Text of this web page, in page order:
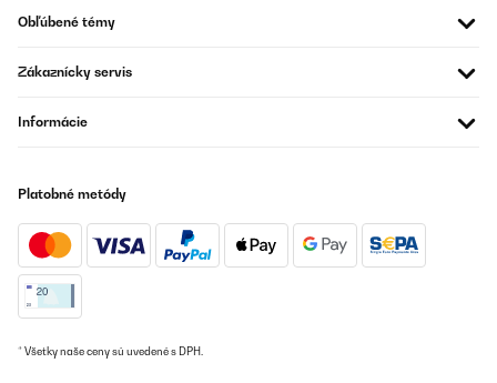
Obľúbené témy
Zákaznícky servis
Informácie
Platobné metódy
* Všetky naše ceny sú uvedené s DPH.